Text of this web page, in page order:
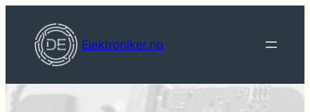
innhold
Elektroniker.no